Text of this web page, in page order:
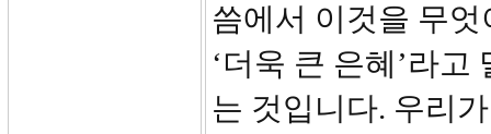
씀에서 이것을 무
‘더욱 큰 은혜’라
는 것입니다. 우리